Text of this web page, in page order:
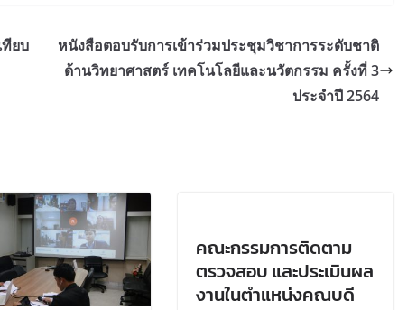
ยบ
หนังสือตอบรับการเข้าร่วมประชุมวิชาการระดับชาติ
ด้านวิทยาศาสตร์ เทคโนโลยีและนวัตกรรม ครั้งที่ 3
ประจำปี 2564
คณะกรรมการติดตาม
ตรวจสอบ และประเมินผล
งานในตำแหน่งคณบดี